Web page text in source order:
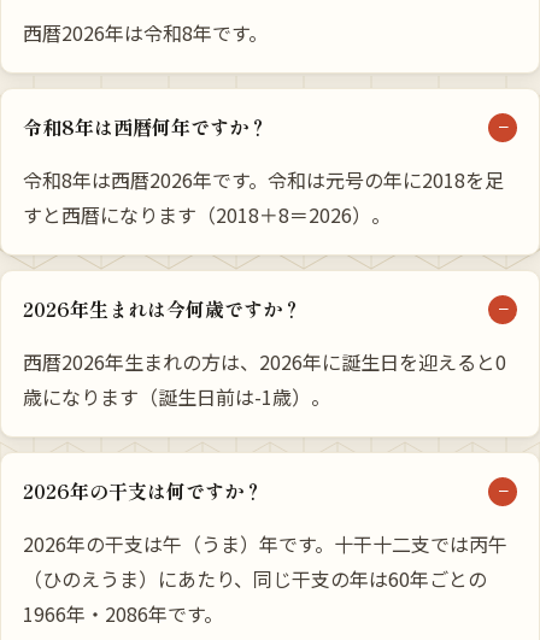
西暦2026年は令和8年です。
令和8年は西暦何年ですか？
令和8年は西暦2026年です。令和は元号の年に2018を足
すと西暦になります（2018＋8＝2026）。
2026年生まれは今何歳ですか？
西暦2026年生まれの方は、2026年に誕生日を迎えると0
歳になります（誕生日前は-1歳）。
2026年の干支は何ですか？
2026年の干支は午（うま）年です。十干十二支では丙午
（ひのえうま）にあたり、同じ干支の年は60年ごとの
1966年・2086年です。